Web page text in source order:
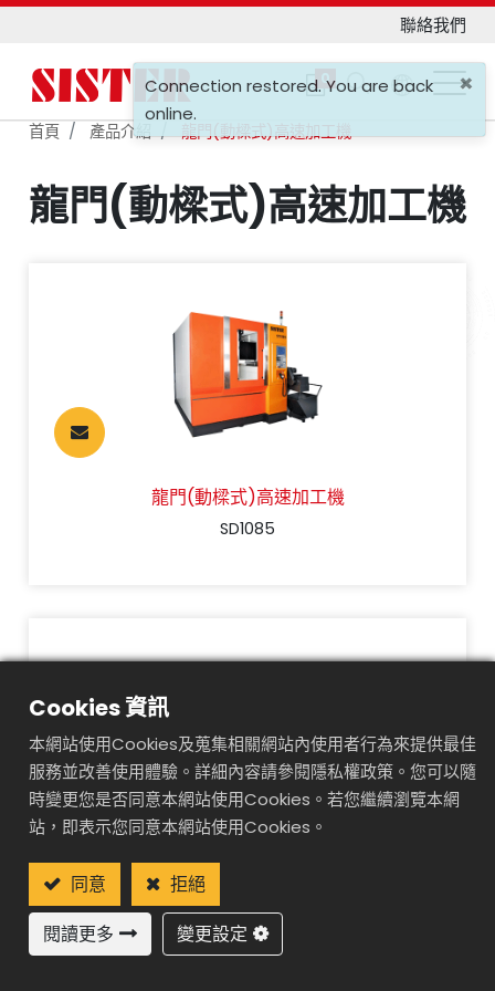
0
聯絡我們
首頁 產品介紹 龍門(動樑式)高速加工機
龍門(動樑式)高速加工機
龍門(動樑式)高速加工機
SD1085
SD1085 5 axis
Cookies 資訊
本網站使用Cookies及蒐集相關網站內使用者行為來提供最佳
服務並改善使用體驗。詳細內容請參閱隱私權政策。您可以隨
時變更您是否同意本網站使用Cookies。若您繼續瀏覽本網
站，即表示您同意本網站使用Cookies。
同意
拒絕
閱讀更多
變更設定
×
Connection restored. You are back
online.